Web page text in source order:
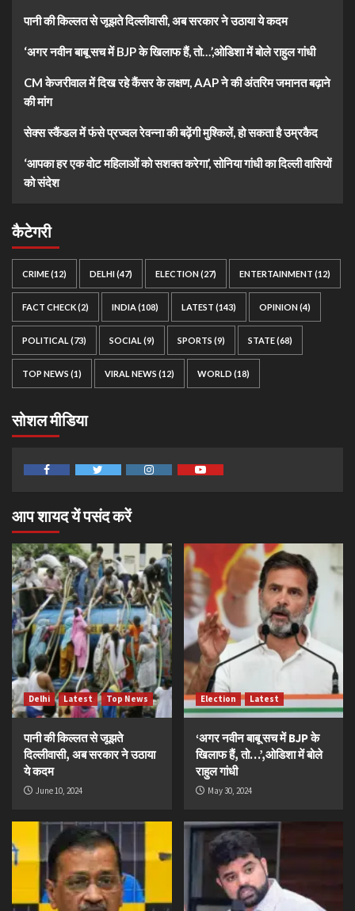
पानी की किल्लत से जूझते दिल्लीवासी, अब सरकार ने उठाया ये कदम
‘अगर नवीन बाबू सच में BJP के खिलाफ हैं, तो…’,ओडिशा में बोले राहुल गांधी
CM केजरीवाल में दिख रहे कैंसर के लक्षण, AAP ने की अंतरिम जमानत बढ़ाने
की मांग
सेक्स स्कैंडल में फंसे प्रज्वल रेवन्ना की बढ़ेंगी मुश्किलें, हो सकता है उम्रकैद
‘आपका हर एक वोट महिलाओं को सशक्त करेगा’, सोनिया गांधी का दिल्ली वासियों
को संदेश
कैटेगरी
CRIME(12) DELHI(47) ELECTION(27) ENTERTAINMENT (12)
FACT CHECK(2) INDIA(108) LATEST (143) OPINION(4)
POLITICAL (73) SOCIAL (9) SPORTS (9) STATE(68)
TOP NEWS (1) VIRAL NEWS (12) WORLD (18)
सोशल मीडिया
आप शायद यें पसंद करें
Delhi Latest Top News
पानी की किल्लत से जूझते
दिल्लीवासी, अब सरकार ने उठाया
ये कदम
June 10, 2024
Election Latest
‘अगर नवीन बाबू सच में BJP के
खिलाफ हैं, तो…’,ओडिशा में बोले
राहुल गांधी
May 30, 2024